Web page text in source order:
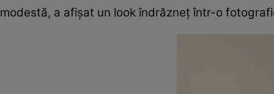
modestă, a afișat un look îndrăzneț într-o